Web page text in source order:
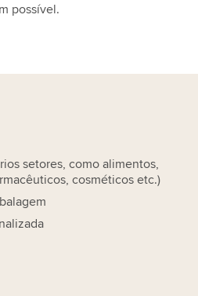
possível.
setores, como alimentos,
cosméticos etc.)